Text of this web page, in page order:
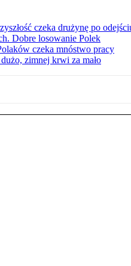
czeka drużynę po
Dobre losowanie Polek
czeka mnóstwo pracy
zimnej krwi za mało